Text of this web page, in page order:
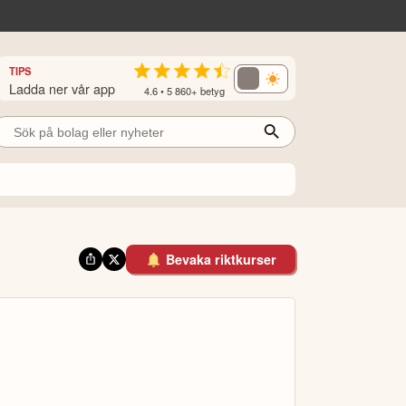
TIPS
Ladda ner vår app 4.6 • 5 860+ betyg
Bevaka riktkurser